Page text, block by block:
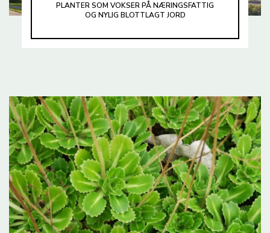
PLANTER SOM VOKSER PÅ NÆRINGSFATTIG
OG NYLIG BLOTTLAGT JORD